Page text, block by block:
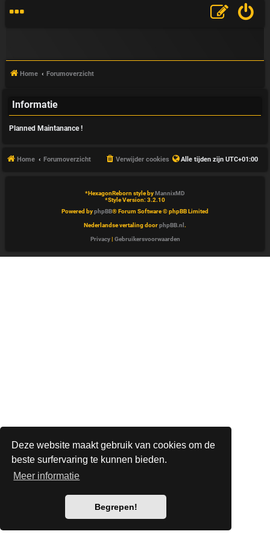
Deze website maakt gebruik van cookies om de
beste surfervaring te kunnen bieden.
Meer informatie
Begrepen!
V
A
Home Forumoverzicht
Informatie
Planned Maintanance !
Home Forumoverzicht Alle tijden zijn UTC+01:00
Verwijder cookies
*HexagonReborn style byMannixMD
*Style Version: 3.2.10
Powered byphpBB® Forum Software © phpBB Limited
Nederlandse vertaling doorphpBB.nl .
Privacy| Gebruikersvoorwaarden